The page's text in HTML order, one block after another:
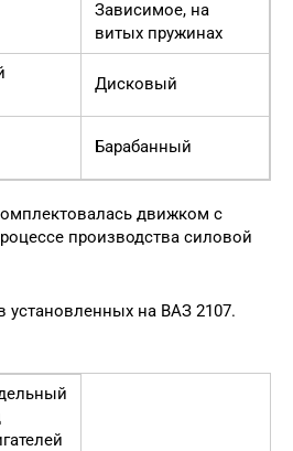
Зависимое, на
витых пружинах
Дисковый
Барабанный
движком с
производства силовой
на ВАЗ 2107.